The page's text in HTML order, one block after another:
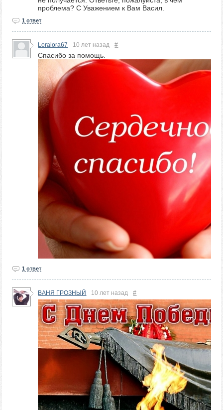
проблема? С Уважением к Вам Васил.
1 ответ
Loralora67 10 лет назад #
Спасибо за помощь.
1 ответ
ВАНЯ ГРОЗНЫЙ 10 лет назад #